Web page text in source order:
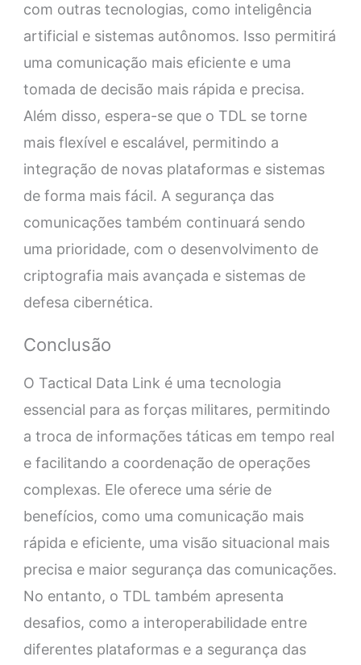
com outras tecnologias, como inteligência
artificial e sistemas autônomos. Isso permitirá
uma comunicação mais eficiente e uma
tomada de decisão mais rápida e precisa.
Além disso, espera-se que o TDL se torne
mais flexível e escalável, permitindo a
integração de novas plataformas e sistemas
de forma mais fácil. A segurança das
comunicações também continuará sendo
uma prioridade, com o desenvolvimento de
criptografia mais avançada e sistemas de
defesa cibernética.
Conclusão
O Tactical Data Link é uma tecnologia
essencial para as forças militares, permitindo
a troca de informações táticas em tempo real
e facilitando a coordenação de operações
complexas. Ele oferece uma série de
benefícios, como uma comunicação mais
rápida e eficiente, uma visão situacional mais
precisa e maior segurança das comunicações.
No entanto, o TDL também apresenta
desafios, como a interoperabilidade entre
diferentes plataformas e a segurança das